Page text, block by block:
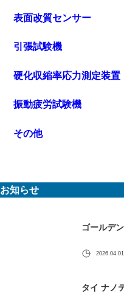
表面改質センサー
引張試験機
硬化収縮率応力測定装置
振動疲労試験機
その他
お知らせ
ゴールデ
2026.04.01
タイ ナノ